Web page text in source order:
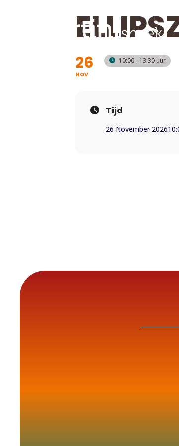
26
NOV
10:00 - 13:30
Tijd
26 November 2026